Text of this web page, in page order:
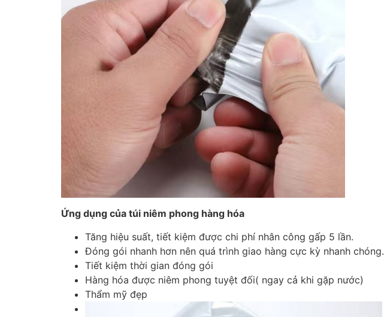
Ứng dụng của túi niêm phong hàng hóa
Tăng hiệu suất, tiết kiệm được chi phí nhân công gấp 5 lần.
Đóng gói nhanh hơn nên quá trình giao hàng cực kỳ nhanh chóng.
Tiết kiệm thời gian đóng gói
Hàng hóa được niêm phong tuyệt đối( ngay cả khi gặp nước)
Thẩm mỹ đẹp